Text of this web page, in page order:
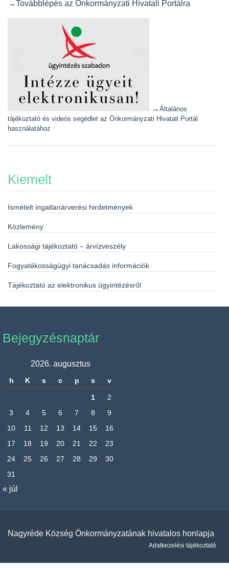
→Továbblépés az Önkormányzati Hivatali Portálra
→ Általános
tájékoztató és videós segédlet az Önkormányzati Hivatali Portál
használatához
Kiemelt
Ismételt ingatlanárverési hirdetmények
Közlemény
Lakossági tájékoztató – árvízveszély
Fogyatékosságügyi tanácsadás információk
Tájékoztató az elektronikus ügyintézésről
Bejegyzésnaptár
2026. augusztus
h K s c p s v
1
2
3
4 5 6 7 8
9
10
11 12 13 14 15
16
17
18 19 20 21 22
23
24
25 26 27 28 29
30
31
« júl
Nagyréde Község Önkormányzatának hivatalos honlapja
Adatkezelési tájékoztató